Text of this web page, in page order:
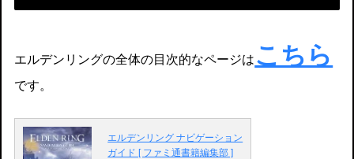
エルデンリングの全体の目次的なページは こちら
です。
エルデンリング ナビゲーション
ガイド [ ファミ通書籍編集部 ]